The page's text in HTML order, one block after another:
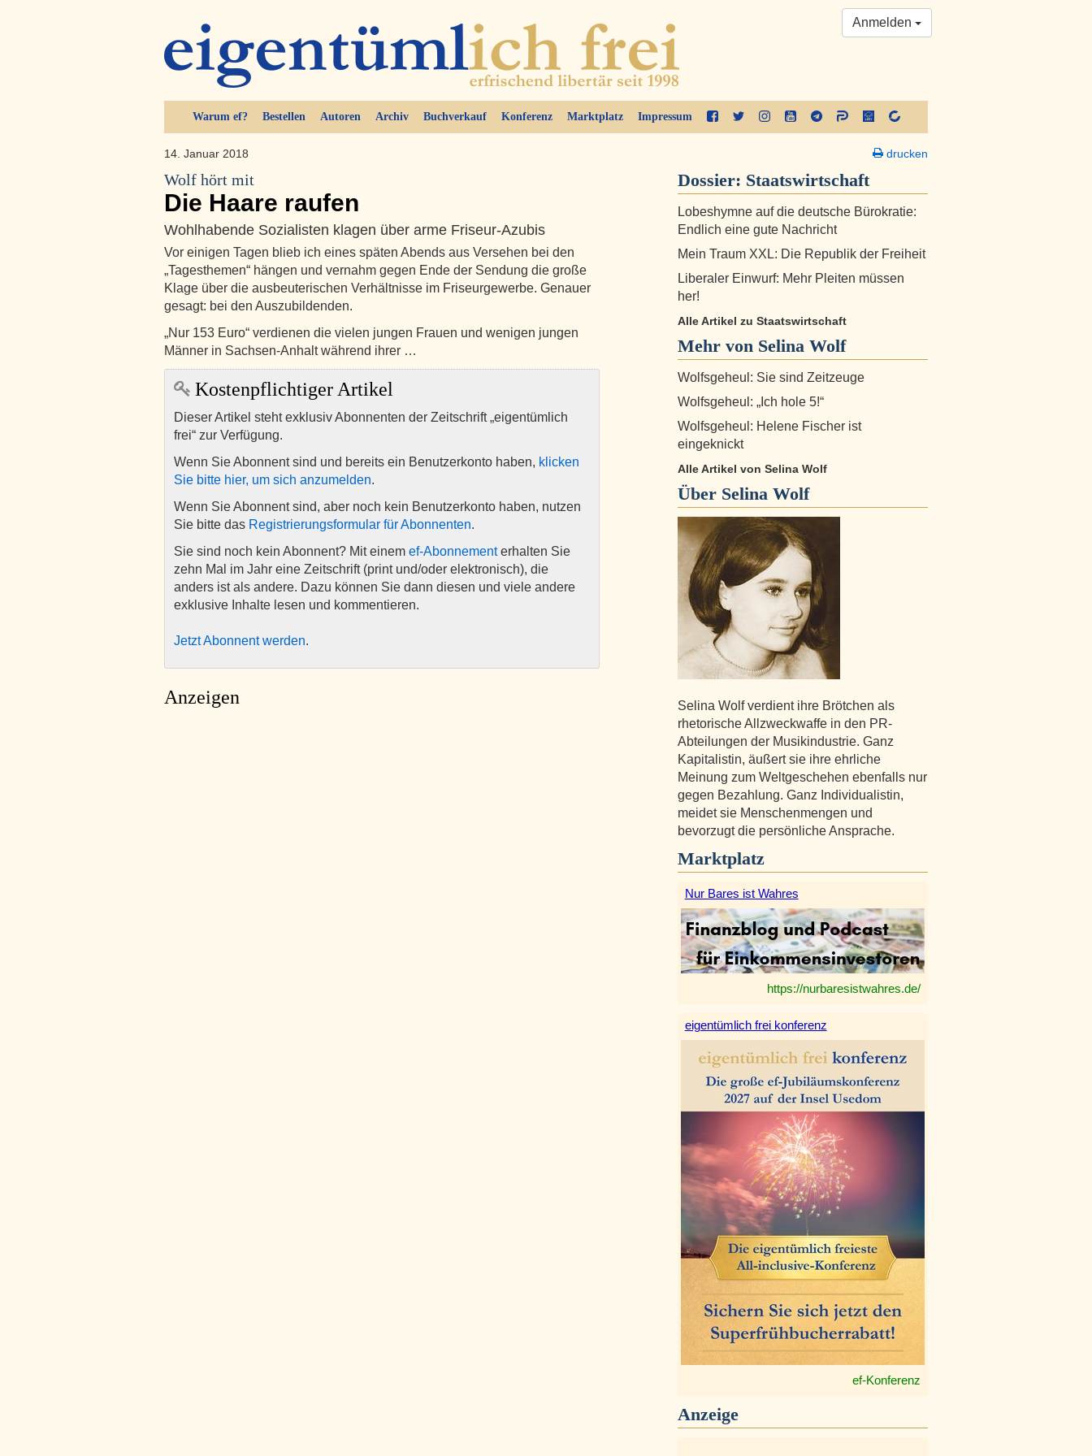
Warum ef? Bestellen Autoren Archiv Buchverkauf Konferenz Marktplatz Impressum
Anmelden
14. Januar 2018
Wolf hört mit
Die Haare raufen
Wohlhabende Sozialisten klagen über arme Friseur-Azubis
Vor einigen Tagen blieb ich eines späten Abends aus Versehen bei den
„Tagesthemen“ hängen und vernahm gegen Ende der Sendung die große
Klage über die ausbeuterischen Verhältnisse im Friseurgewerbe. Genauer
gesagt: bei den Auszubildenden.
„Nur 153 Euro“ verdienen die vielen jungen Frauen und wenigen jungen
Männer in Sachsen-Anhalt während ihrer …
Kostenpflichtiger Artikel
Dieser Artikel steht exklusiv Abonnenten der Zeitschrift „eigentümlich
frei“ zur Verfügung.
Wenn Sie Abonnent sind und bereits ein Benutzerkonto haben, klicken
Sie bitte hier, um sich anzumelden.
Wenn Sie Abonnent sind, aber noch kein Benutzerkonto haben, nutzen
Sie bitte das Registrierungsformular für Abonnenten.
Sie sind noch kein Abonnent? Mit einem ef-Abonnementerhalten Sie
zehn Mal im Jahr eine Zeitschrift (print und/oder elektronisch), die
anders ist als andere. Dazu können Sie dann diesen und viele andere
exklusive Inhalte lesen und kommentieren.
Jetzt Abonnent werden.
Anzeigen
drucken
Dossier: Staatswirtschaft
Lobeshymne auf die deutsche Bürokratie:
Endlich eine gute Nachricht
Mein Traum XXL: Die Republik der Freiheit
Liberaler Einwurf: Mehr Pleiten müssen
her!
Alle Artikel zu Staatswirtschaft
Mehr von Selina Wolf
Wolfsgeheul: Sie sind Zeitzeuge
Wolfsgeheul: „Ich hole 5!“
Wolfsgeheul: Helene Fischer ist
eingeknickt
Alle Artikel von Selina Wolf
Über Selina Wolf
Selina Wolf verdient ihre Brötchen als
rhetorische Allzweckwaffe in den PR-
Abteilungen der Musikindustrie. Ganz
Kapitalistin, äußert sie ihre ehrliche
Meinung zum Weltgeschehen ebenfalls nur
gegen Bezahlung. Ganz Individualistin,
meidet sie Menschenmengen und
bevorzugt die persönliche Ansprache.
Marktplatz
Nur Bares ist Wahres
https://nurbaresistwahres.de/
eigentümlich frei konferenz
ef-Konferenz
Anzeige